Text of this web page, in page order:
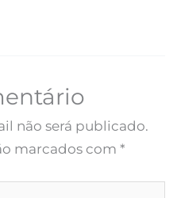
não será publicado.
marcados com *